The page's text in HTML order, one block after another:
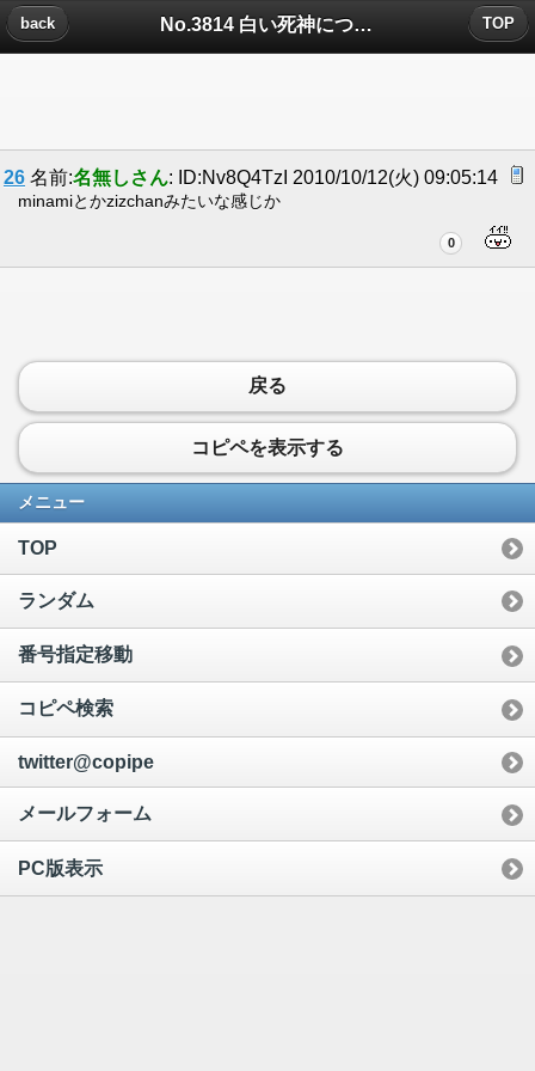
No.3814 白い死神についたコメント
back TOP
26 名前:名無しさん: ID:Nv8Q4TzI 2010/10/12(火) 09:05:14
minamiとかzizchanみたいな感じか
0
戻る
コピペを表示する
メニュー
TOP
ランダム
番号指定移動
コピペ検索
twitter@copipe
メールフォーム
PC版表示